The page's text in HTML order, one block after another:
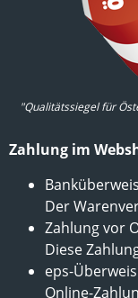
"Qualitätssiegel für
Zahlung im
Der
Zahlung vor
Diese
eps-
Online-